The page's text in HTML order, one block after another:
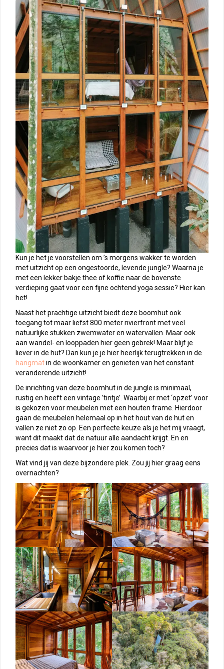
Kun je het je voorstellen om ’s morgens wakker te worden
met uitzicht op een ongestoorde, levende jungle? Waarna je
met een lekker bakje thee of koffie naar de bovenste
verdieping gaat voor een fijne ochtend yoga sessie? Hier kan
het!
Naast het prachtige uitzicht biedt deze boomhut ook
toegang tot maar liefst 800 meter rivierfront met veel
natuurlijke stukken zwemwater en watervallen. Maar ook
aan wandel- en looppaden hier geen gebrek! Maar blijf je
liever in de hut? Dan kun je je hier heerlijk terugtrekken in de
hangmatin de woonkamer en genieten van het constant
veranderende uitzicht!
De inrichting van deze boomhut in de jungle is minimaal,
rustig en heeft een vintage ’tintje’. Waarbij er met ‘opzet’ voor
is gekozen voor meubelen met een houten frame. Hierdoor
gaan de meubelen helemaal op in het hout van de hut en
vallen ze niet zo op. Een perfecte keuze als je het mij vraagt,
want dit maakt dat de natuur alle aandacht krijgt. En en
precies dat is waarvoor je hier zou komen toch?
Wat vind jij van deze bijzondere plek. Zou jij hier graag eens
overnachten?